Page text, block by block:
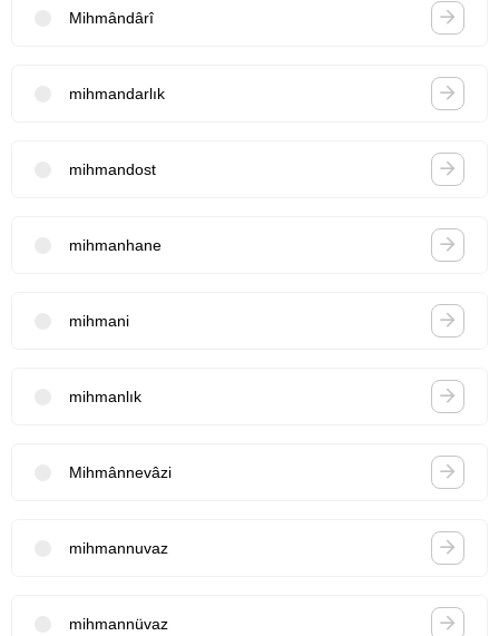
Mihmândârî
mihmandarlık
mihmandost
mihmanhane
mihmani
mihmanlık
Mihmânnevâzi
mihmannuvaz
mihmannüvaz